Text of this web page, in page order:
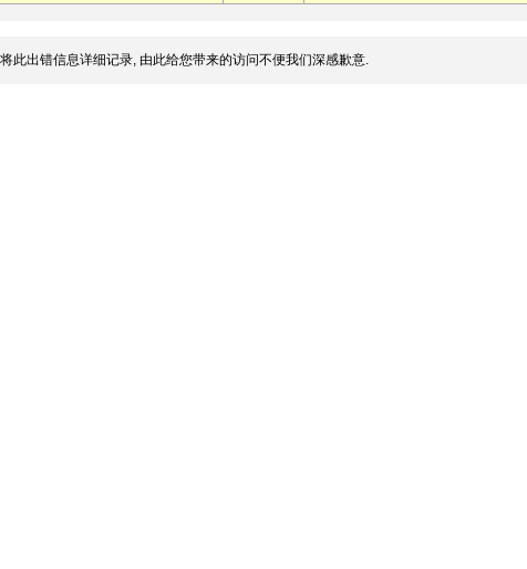
此出错信息详细记录, 由此给您带来的访问不便我们深感歉意.